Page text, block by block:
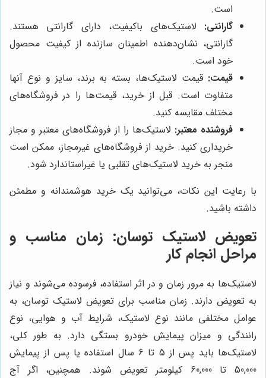
است.
گارانتی: لاستیک‌های باکیفیت، دارای گارانتی هستند.
گارانتی، نشان‌دهنده اطمینان سازنده از کیفیت محصول
خود است.
قیمت: قیمت لاستیک‌ها، بسته به برند، سایز و نوع آنها
متفاوت است. قبل از خرید، قیمت‌ها را در فروشگاه‌های
مختلف مقایسه کنید.
فروشنده معتبر: لاستیک‌ها را از فروشگاه‌های معتبر و مجاز
خریداری کنید. خرید از فروشگاه‌های غیرمجاز، ممکن است
منجر به خرید لاستیک‌های تقلبی یا غیراستاندارد شود.
با رعایت این نکات، می‌توانید یک خرید هوشمندانه و مطمئن
داشته باشید.
تعویض لاستیک توسان: زمان مناسب و
مراحل انجام کار
لاستیک‌ها به مرور زمان و در اثر استفاده، فرسوده می‌شوند و نیاز
به تعویض دارند. زمان مناسب برای تعویض لاستیک توسان، به
عوامل مختلفی مانند نوع لاستیک، شرایط آب و هوایی، نوع
رانندگی و میزان پیمایش خودرو بستگی دارد. به طور کلی،
لاستیک‌ها باید پس از 5 تا 6 سال استفاده یا پس از پیمایش
50,000 تا 60,000 کیلومتر تعویض شوند. همچنین، اگر آج